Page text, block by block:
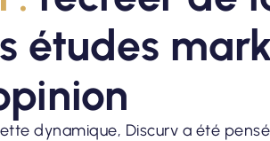
études
dynamique, Discurv a été